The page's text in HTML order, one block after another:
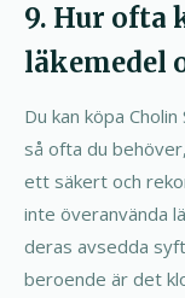
9. Hur ofta
läkemedel
Du kan köpa
så ofta du
ett säkert och
inte överanvända
deras avsedda
beroende är det